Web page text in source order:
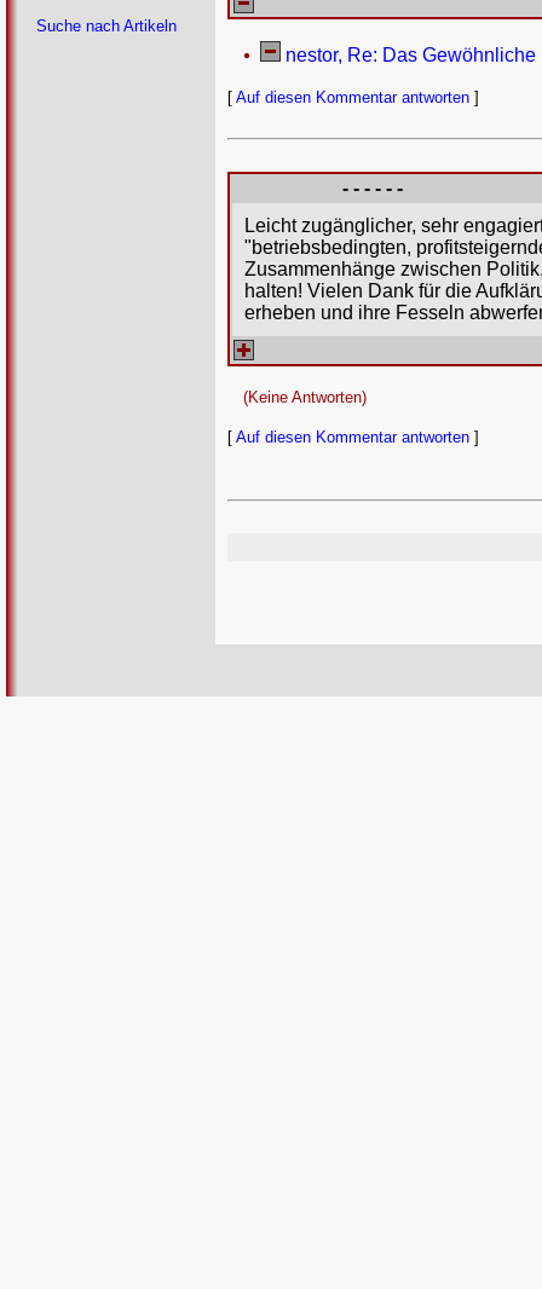
nestor, Re: Das Gewöhnliche
[ Auf diesen Kommentar antworten ]
- - - - - -
Leicht zugänglicher, sehr
"betriebsbedingten,
Zusammenhänge zwischen
halten! Vielen Dank für die
erheben und ihre Fesseln
(Keine Antworten)
[ Auf diesen Kommentar antworten ]
Suche nach Artikeln